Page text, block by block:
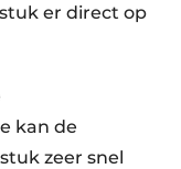
er direct op
kan de
zeer snel